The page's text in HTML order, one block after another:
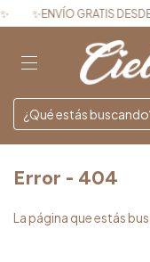
✨ENVÍO GRATIS
Error - 404
La página que estás